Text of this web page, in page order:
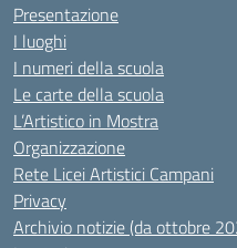
Presentazione
I luoghi
I numeri della scuola
Le carte della scuola
L’Artistico in Mostra
Organizzazione
Rete Licei Artistici Campani
Privacy
Archivio notizie (da ottobre